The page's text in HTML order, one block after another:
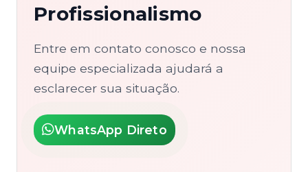
Profissionalismo
Entre em contato conosco e nossa
equipe especializada ajudará a
esclarecer sua situação.
WhatsApp Direto